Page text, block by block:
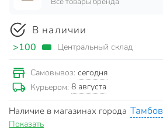
В наличии
>100 Центральный склад
Самовывоз: сегодня
Курьером: 8 августа
Наличие в магазинах города Тамбов
Показать